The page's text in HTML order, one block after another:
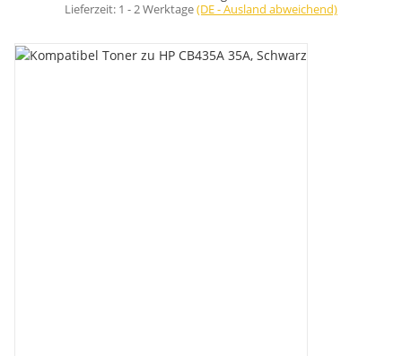
Lieferzeit: 1 - 2 Werktage(DE - Ausland abweichend)